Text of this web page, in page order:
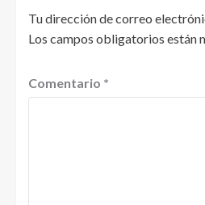
Tu dirección de correo
Los campos obligatorios están
Comentario *